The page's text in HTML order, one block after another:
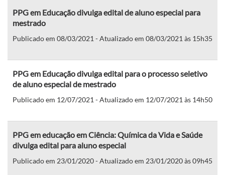
PPG em Educação divulga edital de aluno especial para
mestrado
Publicado em 08/03/2021 - Atualizado em 08/03/2021 às 15h35
PPG em Educação divulga edital para o processo seletivo
de aluno especial de mestrado
Publicado em 12/07/2021 - Atualizado em 12/07/2021 às 14h50
PPG em educação em Ciência: Química da Vida e Saúde
divulga edital para aluno especial
Publicado em 23/01/2020 - Atualizado em 23/01/2020 às 09h45